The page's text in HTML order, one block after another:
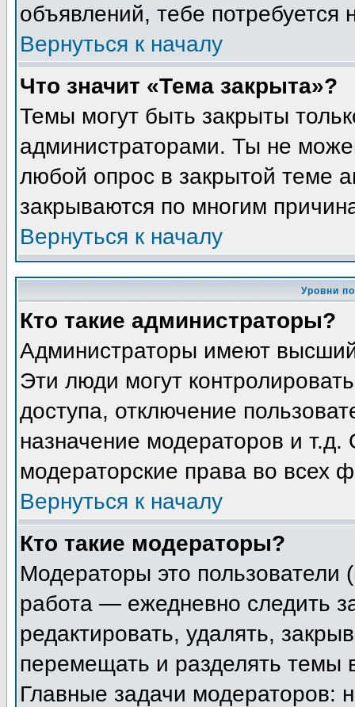
объявлений, тебе
Вернуться к началу
Что значит «Тема закрыта»?
Темы могут быть закрыты
администраторами. Ты не
любой опрос в закрытой теме
закрываются по многим
Вернуться к началу
Уровни
Кто такие администраторы?
Администраторы имеют
Эти люди могут
доступа, отключение
назначение модераторов и
модераторские права во всех
Вернуться к началу
Кто такие модераторы?
Модераторы это пользователи
работа — ежедневно следить
редактировать, удалять,
перемещать и разделять темы
Главные задачи модераторов: